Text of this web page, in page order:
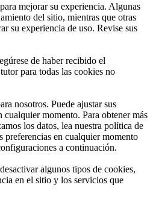
mejorar su experiencia. Algunas
del sitio, mientras que otras
su experiencia de uso. Revise sus
de haber recibido el
para todas las cookies no
nosotros. Puede ajustar sus
momento. Para obtener más
los datos, lea nuestra política de
preferencias en cualquier momento
a continuación.
algunos tipos de cookies,
en el sitio y los servicios que